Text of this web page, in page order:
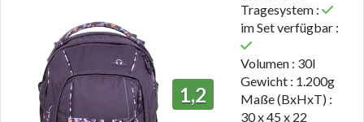
1,2
Tragesystem :
im Set verfügbar :
Volumen : 30l
Gewicht : 1.200g
Maße (BxHxT) :
30 x 45 x 22